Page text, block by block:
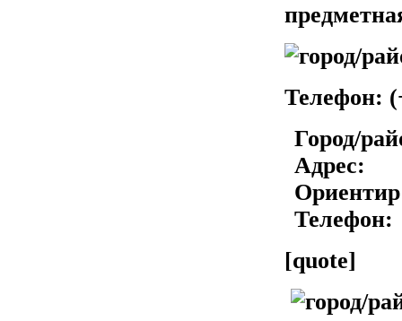
Телефон:
Город/
Адрес:
Телефон:
[quote]